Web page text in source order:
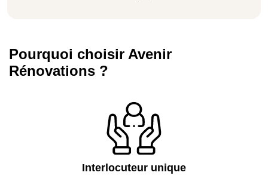
Pourquoi choisir Avenir
Rénovations ?
Interlocuteur unique